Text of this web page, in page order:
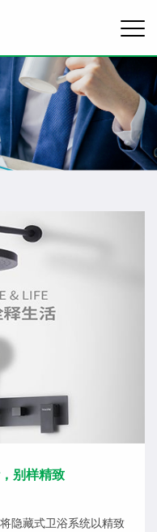
别样精致
隐藏式卫浴系统以精致